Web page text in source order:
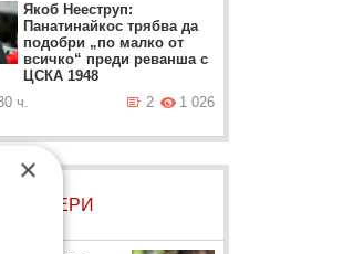
Якоб Нееструп:
Панатинайкос трябва да
подобри „по малко от
всичко“ преди реванша с
ЦСКА 1948
ч.
1 026
2
БИСЕРИ
×